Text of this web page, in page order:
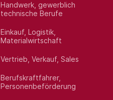
Handwerk, gewerblich
technische Berufe
Einkauf, Logistik,
Materialwirtschaft
Vertrieb, Verkauf, Sales
Berufskraftfahrer,
Personenbeförderung